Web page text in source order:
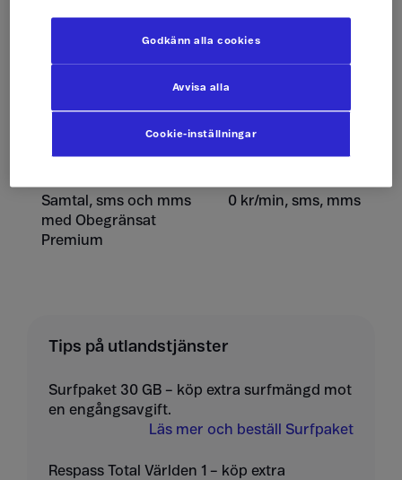
Ta emot mms 10 kr/st
Samtal, sms och mms
med Obegränsat
Premium
0 kr/min, sms, mms
Tips på utlandstjänster
Surfpaket 30 GB – köp extra surfmängd mot
en engångsavgift.
Läs mer och beställ Surfpaket
Respass Total Världen 1 – köp extra
Cookie-inställningar
Avvisa alla
Godkänn alla cookies